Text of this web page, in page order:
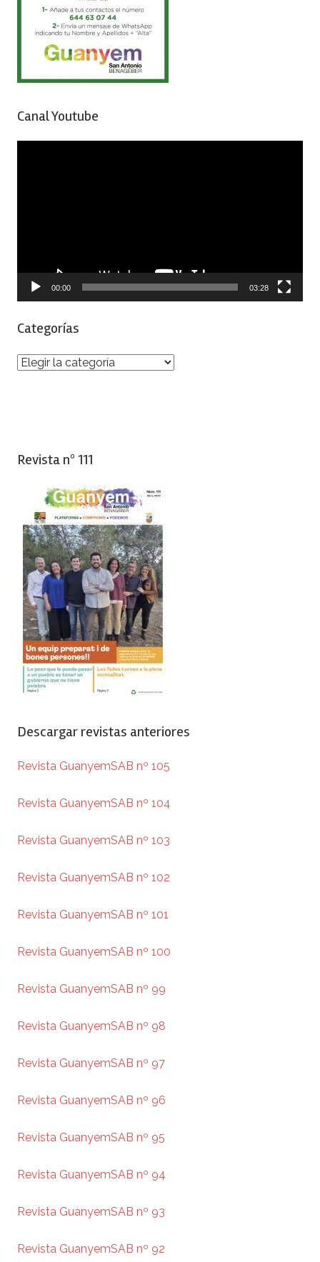
Canal Youtube
00:00 03:28
Categorías
Categorías
Revista nº 111
Descargar revistas anteriores
Revista GuanyemSAB nº 105
Revista GuanyemSAB nº 104
Revista GuanyemSAB nº 103
Revista GuanyemSAB nº 102
Revista GuanyemSAB nº 101
Revista GuanyemSAB nº 100
Revista GuanyemSAB nº 99
Revista GuanyemSAB nº 98
Revista GuanyemSAB nº 97
Revista GuanyemSAB nº 96
Revista GuanyemSAB nº 95
Revista GuanyemSAB nº 94
Revista GuanyemSAB nº 93
Revista GuanyemSAB nº 92